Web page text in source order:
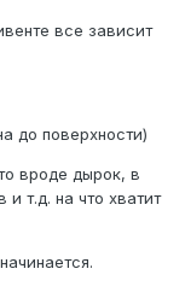
все зависит
до поверхности)
вроде дырок, в
т.д. на что хватит